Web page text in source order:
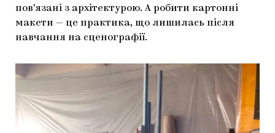
пов’язані з архітектурою. А робити картонні
макети — це практика, що лишилась після
навчання на сценографії.